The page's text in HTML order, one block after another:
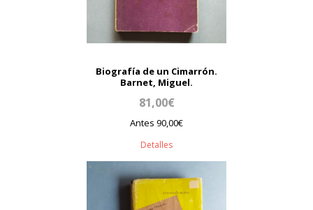
Biografía de un Cimarrón.
Barnet, Miguel.
81,00€
Antes 90,00€
Detalles